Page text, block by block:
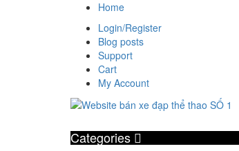
Home
Login/Register
Blog posts
Support
Cart
My Account
Categories